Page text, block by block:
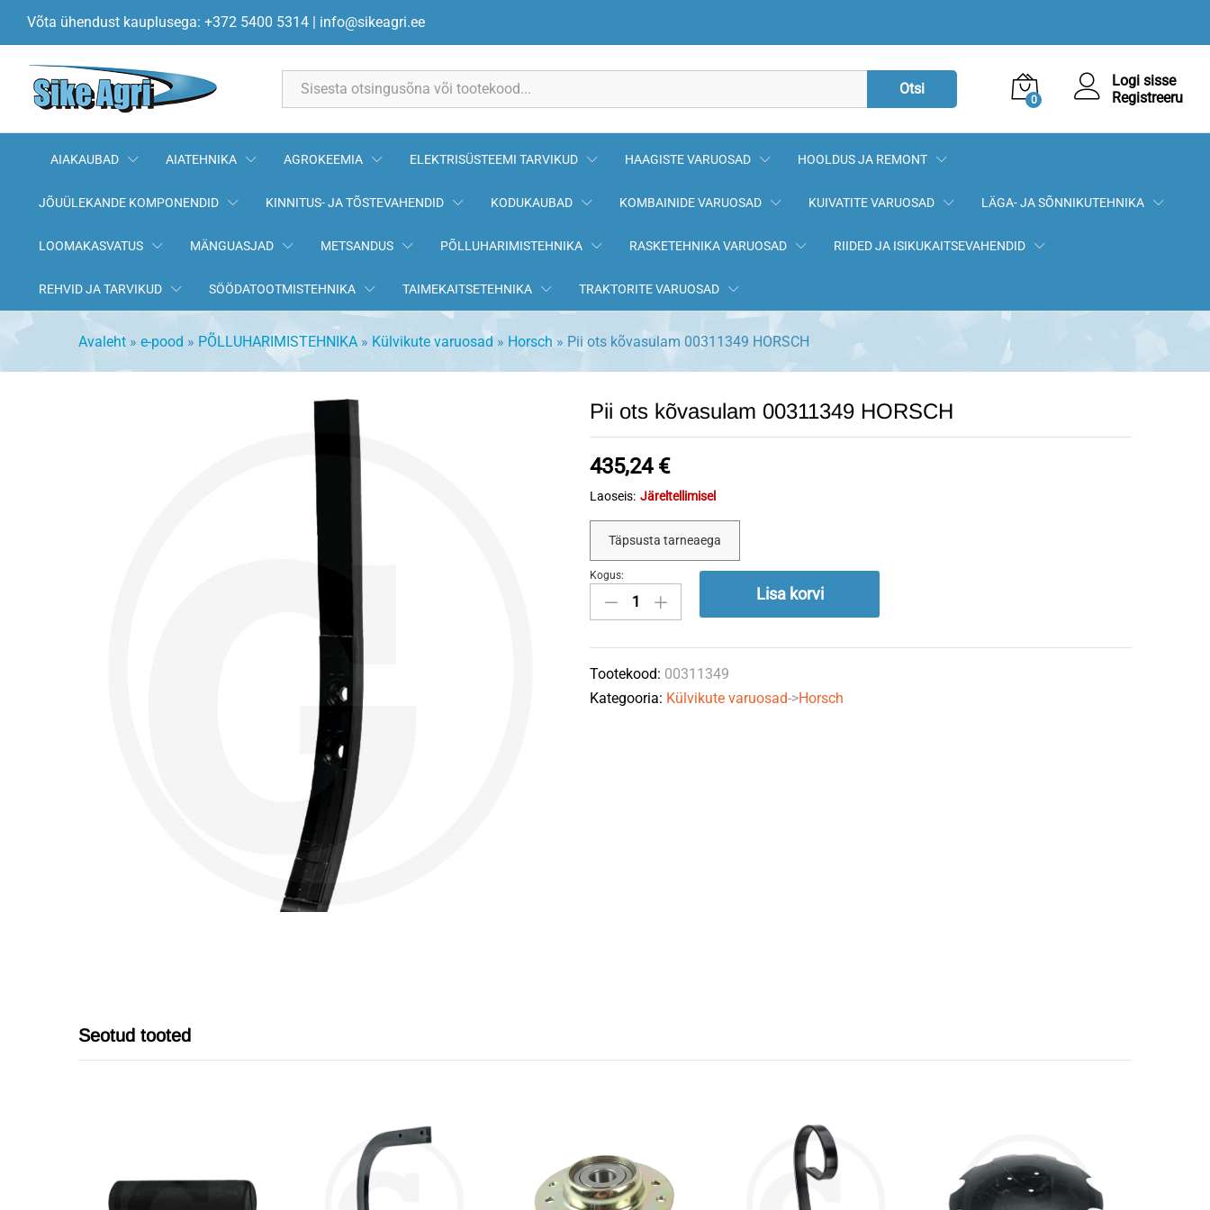
Võta ühendust kauplusega: +372 5400 5314 | info@sikeagri.ee
Otsi
0
Logi sisse
Registreeru
AIAKAUBAD AIATEHNIKA AGROKEEMIA ELEKTRISÜSTEEMI TARVIKUD HAAGISTE VARUOSAD HOOLDUS JA REMONT
JÕUÜLEKANDE KOMPONENDID KINNITUS- JA TÕSTEVAHENDID KODUKAUBAD KOMBAINIDE VARUOSAD KUIVATITE VARUOSAD LÄGA- JA SÕNNIKUTEHNIKA
LOOMAKASVATUS MÄNGUASJAD METSANDUS PÕLLUHARIMISTEHNIKA RASKETEHNIKA VARUOSAD RIIDED JA ISIKUKAITSEVAHENDID
REHVID JA TARVIKUD SÖÖDATOOTMISTEHNIKA TAIMEKAITSETEHNIKA TRAKTORITE VARUOSAD
Avaleht » e-pood » PÕLLUHARIMISTEHNIKA » Külvikute varuosad» Horsch » Pii ots kõvasulam 00311349 HORSCH
Pii ots kõvasulam 00311349 HORSCH
435,24 €
Laoseis: Järeltellimisel
Täpsusta tarneaega
Pii
ots
00311349
HORSCH
quantity
Kogus:
Lisa korvi
Tootekood: 00311349
Kategooria: Külvikute varuosad->Horsch
Seotud tooted
Pii ots kõvasulam 00311349 HORSCH